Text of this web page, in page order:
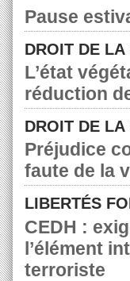
Pause
DROIT DE
L’état
réduction
DROIT DE
Préjudice
faute de la
LIBERTÉS
CEDH :
l’élément
terroriste